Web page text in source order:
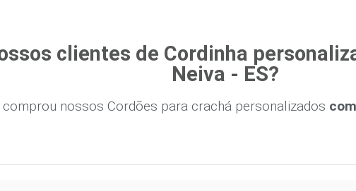
clientes de Cordinha
Neiva - ES?
comprou nossos Cordões para crachá personalizados